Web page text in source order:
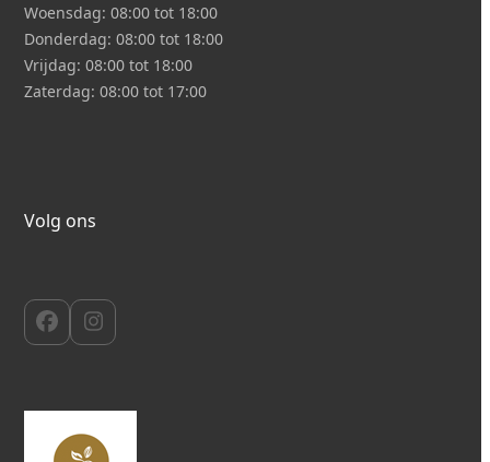
Woensdag:08:00 tot 18:00
Donderdag:08:00 tot 18:00
Vrijdag:08:00 tot 18:00
Zaterdag:08:00 tot 17:00
Volg ons
FacebookInstagram